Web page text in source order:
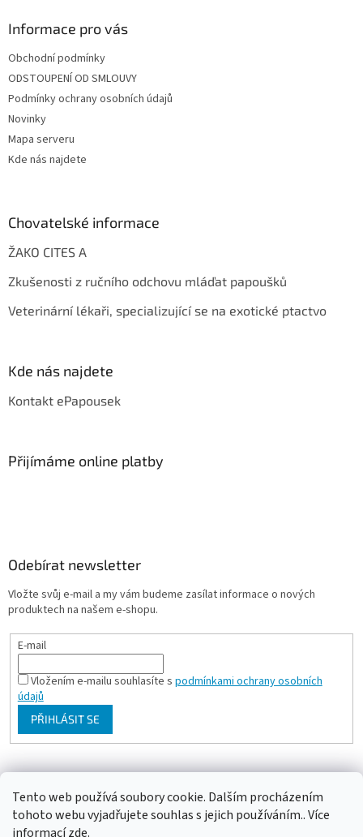
Tento web používá soubory cookie. Dalším procházením
tohoto webu vyjadřujete souhlas s jejich používáním.. Více
informacízde.
Informace pro vás
Obchodní podmínky
ODSTOUPENÍ OD SMLOUVY
Podmínky ochrany osobních údajů
Novinky
Mapa serveru
Kde nás najdete
Chovatelské informace
ŽAKO CITES A
Zkušenosti z ručního odchovu mláďat papoušků
Veterinární lékaři, specializující se na exotické ptactvo
Kde nás najdete
Kontakt ePapousek
Přijímáme online platby
Odebírat newsletter
Vložte svůj e-mail a my vám budeme zasílat informace o nových
produktech na našem e-shopu.
E-mail
Vložením e-mailu souhlasíte s podmínkami ochrany osobních
údajů
PŘIHLÁSIT SE